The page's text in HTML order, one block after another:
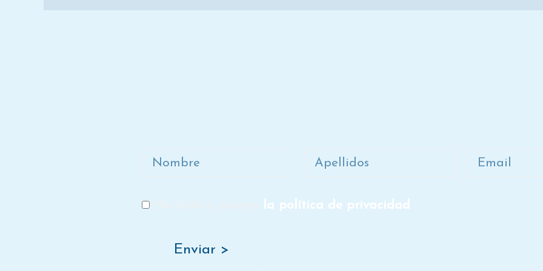
Nombre Apellidos Email
RGPD la política de privacidad
Enviar >